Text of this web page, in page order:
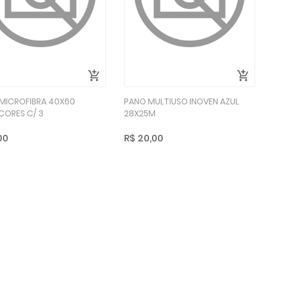
40X60
C/ 3
PANO MULTIUSO INOVEN AZUL
28X25M
R$ 20,00